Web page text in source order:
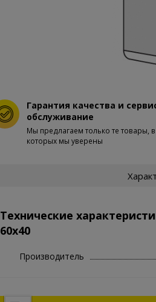
Гарантия качества и
обслуживание
Мы предлагаем только те товары, в
которых мы уверены
Технические
60x40
Производитель